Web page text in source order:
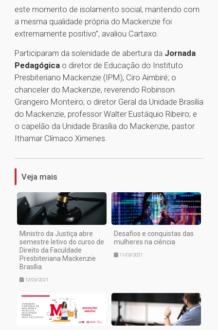
este momento de isolamento social, mantendo com
a mesma qualidade própria do Mackenzie foi
extremamente positivo”, avaliou Cartaxo.
Participaram da solenidade de abertura da Jornada
Pedagógica o diretor de Educação do Instituto
Presbiteriano Mackenzie (IPM), Ciro Aimbiré; o
chanceler do Mackenzie, reverendo Robinson
Grangeiro Monteiro; o diretor Geral da Unidade Brasília
do Mackenzie, professor Walter Eustáquio Ribeiro; e
o capelão da Unidade Brasília do Mackenzie, pastor
Ithamar Clímaco Ximenes.
Veja mais
Ministro da Justiça abre
semestre letivo do curso de
Direito da Faculdade
Presbiteriana Mackenzie
Brasília
12/03/2021
Desafios e conquistas das
mulheres na ciência
11/03/2021